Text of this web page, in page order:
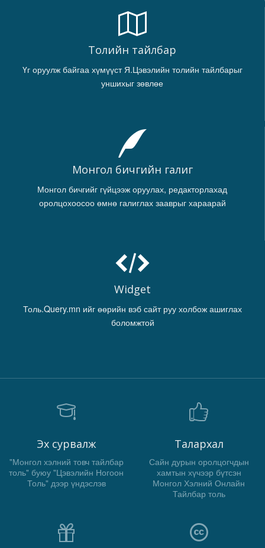
Толийн тайлбар
Үг оруулж байгаа хүмүүст Я.Цэвэлийн толийн тайлбарыг
уншихыг зөвлөе
Монгол бичгийн галиг
Монгол бичгийг гүйцээж оруулах, редакторлахад
оролцохоосоо өмнө галиглах зааврыг хараарай
Widget
Толь.Query.mn ийг өөрийн вэб сайт руу холбож ашиглах
боломжтой
Эх сурвалж
"Монгол хэлний товч тайлбар
толь" буюу "Цэвэлийн Ногоон
Толь" дээр үндэслэв
Талархал
Сайн дурын оролцогчдын
хамтын хүчээр бүтсэн
Монгол Хэлний Онлайн
Тайлбар толь